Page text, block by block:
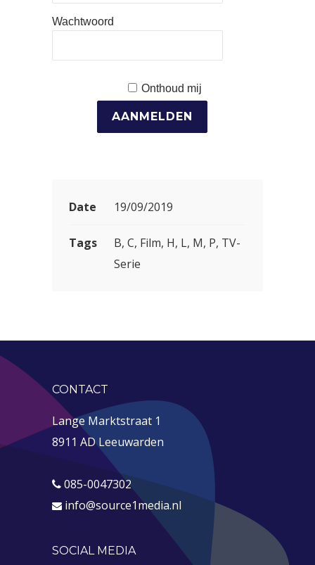
Wachtwoord
Onthoud mij
Date 19/09/2019
Tags
B, C, Film, H, L, M, P, TV-
Serie
CONTACT
Lange Marktstraat 1
8911 AD Leeuwarden
085-0047302
info@source1media.nl
SOCIAL MEDIA